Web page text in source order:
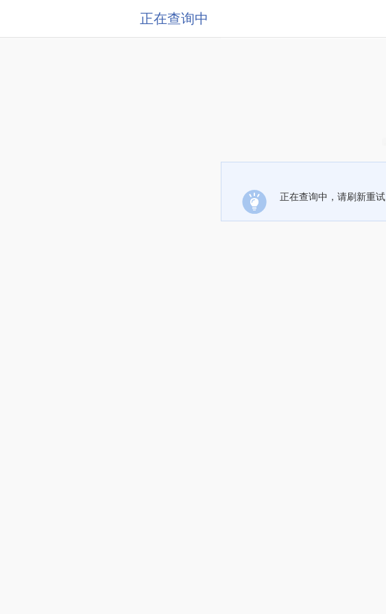
正在查询中
正在查询中，请刷新重试